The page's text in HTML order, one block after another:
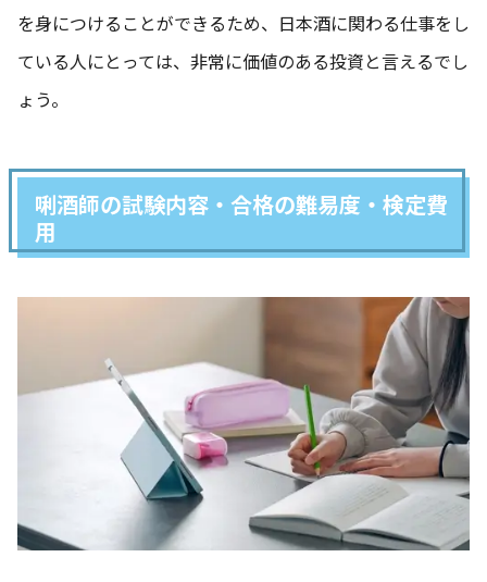
を身につけることができるため、日本酒に関わる仕事をし
ている人にとっては、非常に価値のある投資と言えるでし
ょう。
唎酒師の試験内容・合格の難易度・検定費
用